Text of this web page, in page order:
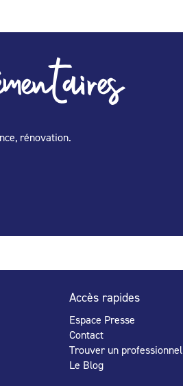
rénovation.
Accès rapides
Espace Presse
Contact
Trouver un professionnel
Le Blog